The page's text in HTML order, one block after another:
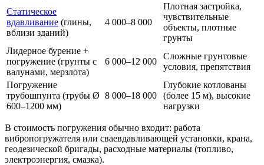
Статическое
вдавливание (глины,
вблизи зданий)
4 000–8 000
Плотная застройка,
чувствительные
объекты, плотные
грунты
Лидерное бурение +
погружение (грунты с
валунами, мерзлота)
6 000–12 000
Сложные грунтовые
условия, препятствия
Погружение
трубошпунта (трубы Ø
600–1200 мм)
8 000–18 000
Глубокие котлованы
(более 15 м), высокие
нагрузки
В стоимость погружения обычно входит: работа
вибропогружателя или сваевдавливающей установки, крана,
геодезической бригады, расходные материалы (топливо,
электроэнергия, смазка).